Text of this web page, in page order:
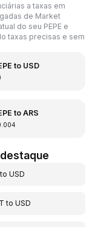
a taxas em
de Market
do seu PEPE e
taxas precisas e sem
to USD
to ARS
toUSD
toUSD